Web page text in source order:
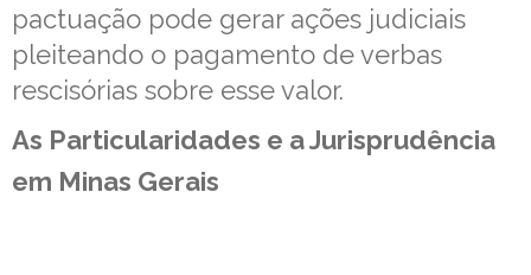
pactuação pode gerar ações judiciais
pleiteando o pagamento de verbas
rescisórias sobre esse valor.
As Particularidades e a Jurisprudência
em Minas Gerais